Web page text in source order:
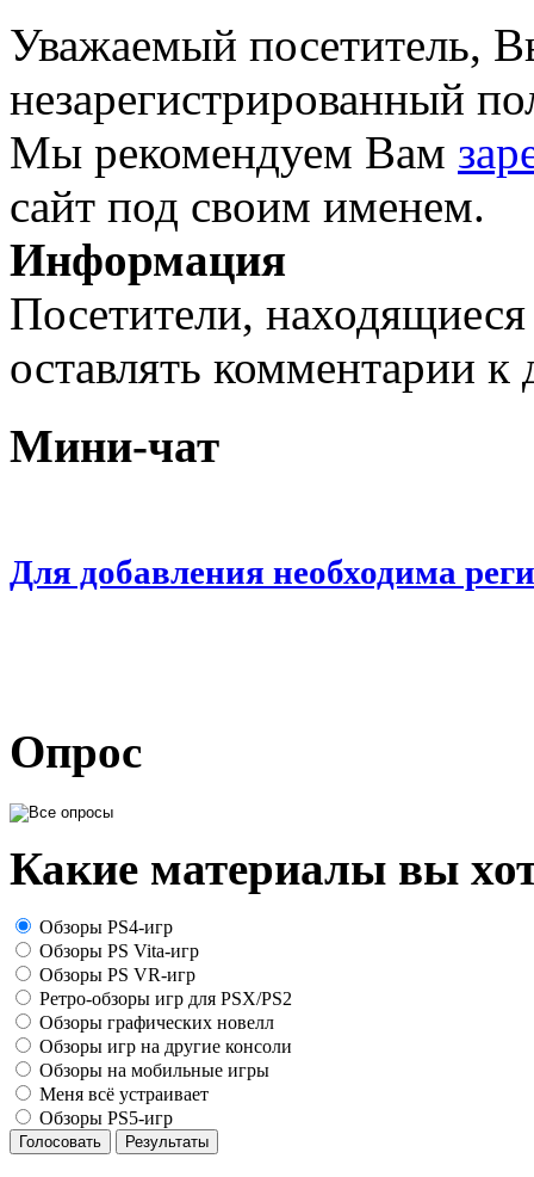
Уважаемый посетитель,
незарегистрированный
Мы рекомендуем Вам
сайт под своим именем.
Информация
Посетители,
оставлять комментарии
Мини-чат
Для добавления необходима
Опрос
Какие материалы вы
Обзоры PS4-игр
Обзоры PS Vita-игр
Обзоры PS VR-игр
Ретро-обзоры игр для PSX/PS2
Обзоры графических новелл
Обзоры игр на другие консоли
Обзоры на мобильные игры
Меня всё устраивает
Обзоры PS5-игр
Голосовать Результаты